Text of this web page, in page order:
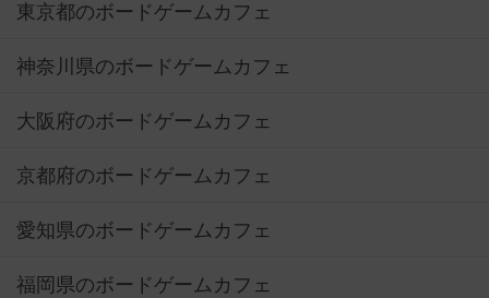
東京都のボードゲームカフェ
神奈川県のボードゲームカフェ
大阪府のボードゲームカフェ
京都府のボードゲームカフェ
愛知県のボードゲームカフェ
福岡県のボードゲームカフェ